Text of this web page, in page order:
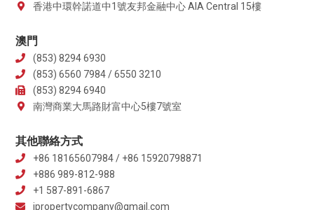
香港中環幹諾道中1號友邦金融中心 AIA Central 15樓
澳門
(853) 8294 6930
(853) 6560 7984 / 6550 3210
(853) 8294 6940
南灣商業大馬路財富中心5樓7號室
其他聯絡方式
+86 18165607984 / +86 15920798871
+886 989-812-988
+1 587-891-6867
jpropertycompany@gmail.com